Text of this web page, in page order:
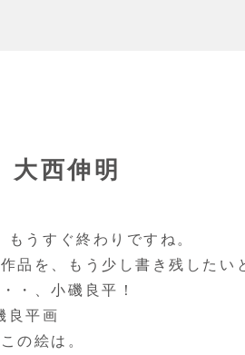
西伸明
うすぐ終わりですね。
品を、もう少し書き残したい
・、小磯良平！
良平画
の絵は。